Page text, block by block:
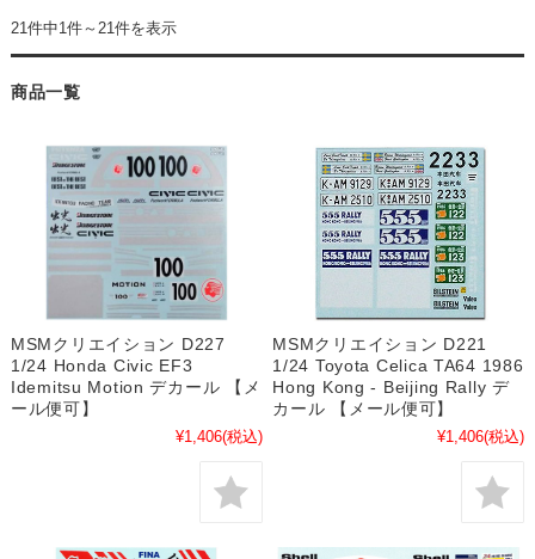
21件中1件～21件を表示
商品一覧
MSMクリエイション D227
1/24 Honda Civic EF3
Idemitsu Motion デカール 【メ
ール便可】
¥1,406(税込)
MSMクリエイション D221
1/24 Toyota Celica TA64 1986
Hong Kong - Beijing Rally デ
カール 【メール便可】
¥1,406(税込)